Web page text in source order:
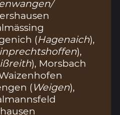
(Hagenaich),
),
), Morsbach
(Weigen),